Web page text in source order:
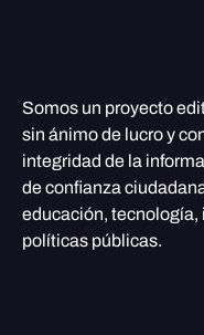
Somos un proyecto
sin ánimo de lucro y
integridad de la
de confianza
educación,
políticas públicas.